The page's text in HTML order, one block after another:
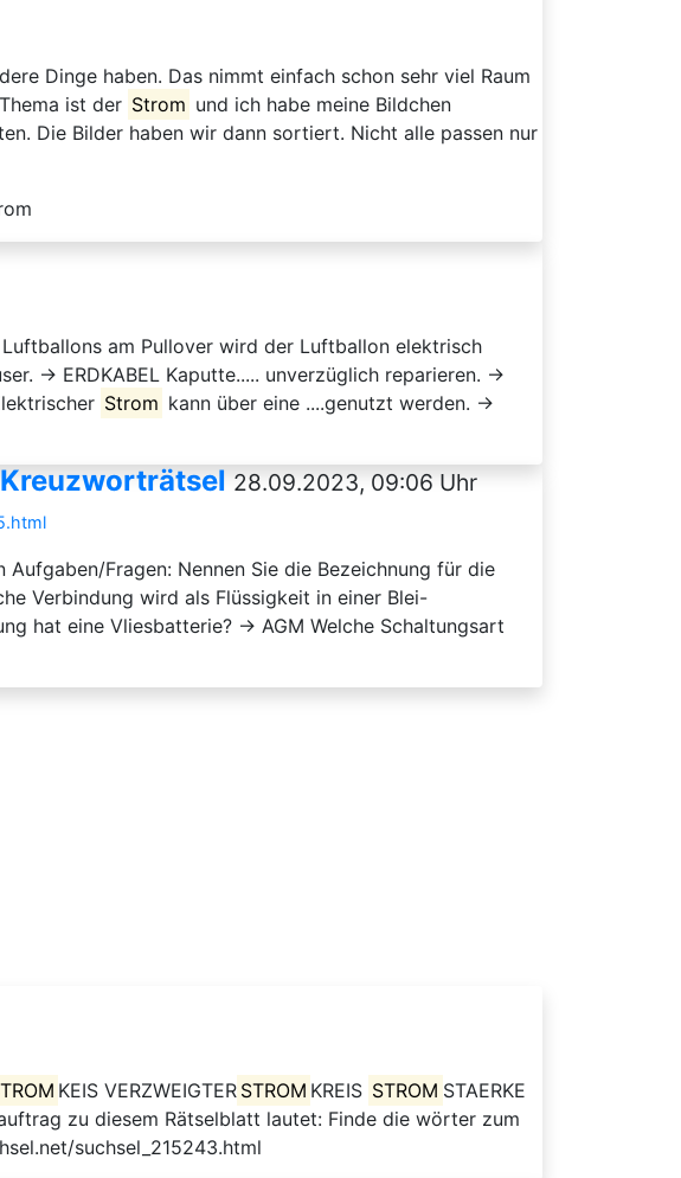
Dinge haben. Das nimmt einfach schon sehr viel Raum
ist der Strom und ich habe meine Bildchen
Die Bilder haben wir dann sortiert. Nicht alle passen nur
am Pullover wird der Luftballon elektrisch
→ ERDKABEL Kaputte..... unverzüglich reparieren. →
Strom kann über eine ....genutzt werden. →
28.09.2023, 09:06 Uhr
Fragen: Nennen Sie die Bezeichnung für die
Verbindung wird als Flüssigkeit in einer Blei-
hat eine Vliesbatterie? → AGM Welche Schaltungsart
KEIS VERZWEIGTER STROM KREIS STROM STAERKE
zu diesem Rätselblatt lautet: Finde die wörter zum
suchsel_215243.html